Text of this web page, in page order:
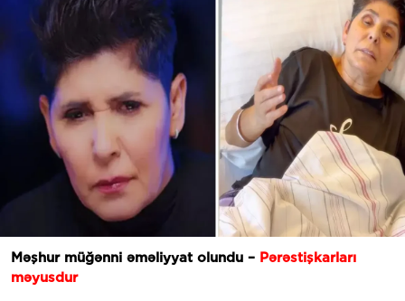
Məşhur müğənni əməliyyat olundu – Pərəstişkarları
məyusdur